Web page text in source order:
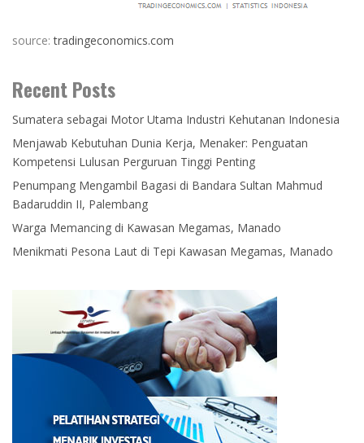
source:tradingeconomics.com
Recent Posts
Sumatera sebagai Motor Utama Industri Kehutanan Indonesia
Menjawab Kebutuhan Dunia Kerja, Menaker: Penguatan
Kompetensi Lulusan Perguruan Tinggi Penting
Penumpang Mengambil Bagasi di Bandara Sultan Mahmud
Badaruddin II, Palembang
Warga Memancing di Kawasan Megamas, Manado
Menikmati Pesona Laut di Tepi Kawasan Megamas, Manado